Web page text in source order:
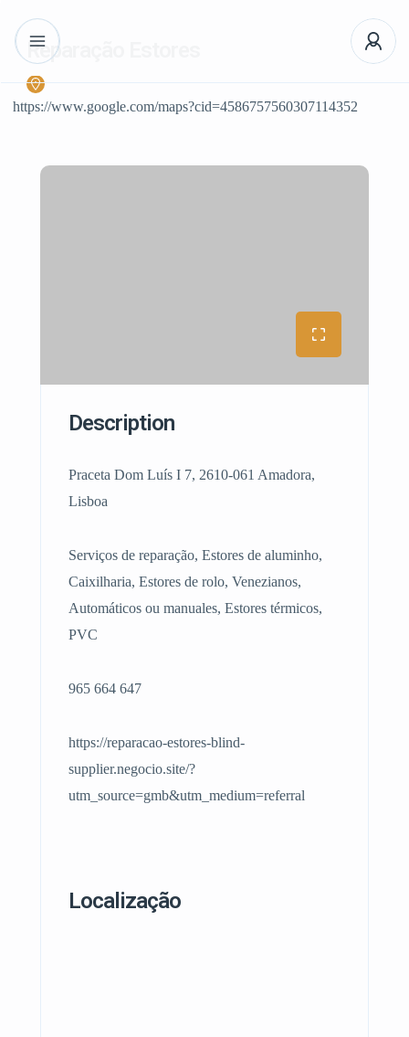
Reparação Estores
https://www.google.com/maps?cid=4586757560307114352
Description
Praceta Dom Luís I 7, 2610-061 Amadora,
Lisboa
Serviços de reparação, Estores de aluminho,
Caixilharia, Estores de rolo, Venezianos,
Automáticos ou manuales, Estores térmicos,
PVC
965 664 647
https://reparacao-estores-blind-
supplier.negocio.site/?
utm_source=gmb&utm_medium=referral
Localização